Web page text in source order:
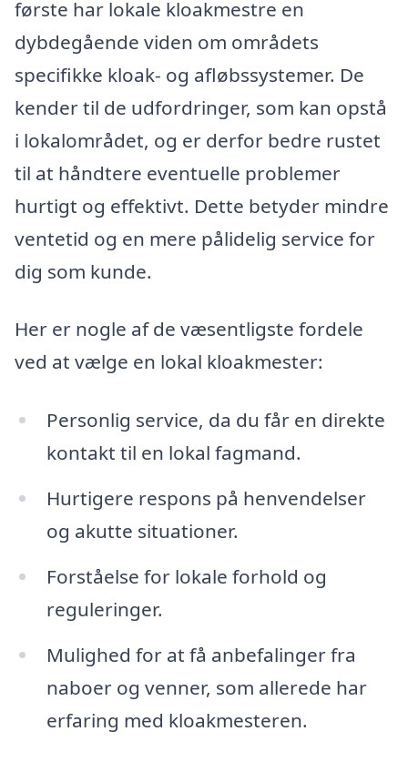
første har lokale kloakmestre en
dybdegående viden om områdets
specifikke kloak- og afløbssystemer. De
kender til de udfordringer, som kan opstå
i lokalområdet, og er derfor bedre rustet
til at håndtere eventuelle problemer
hurtigt og effektivt. Dette betyder mindre
ventetid og en mere pålidelig service for
dig som kunde.
Her er nogle af de væsentligste fordele
ved at vælge en lokal kloakmester:
Personlig service, da du får en direkte
kontakt til en lokal fagmand.
Hurtigere respons på henvendelser
og akutte situationer.
Forståelse for lokale forhold og
reguleringer.
Mulighed for at få anbefalinger fra
naboer og venner, som allerede har
erfaring med kloakmesteren.